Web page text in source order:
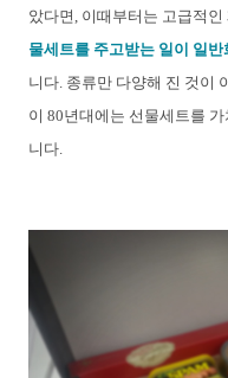
았다면, 이때부터는 고급적
물세트를 주고받는 일이 일반
니다. 종류만 다양해 진 것이
이 80년대에는 선물세트를
니다.